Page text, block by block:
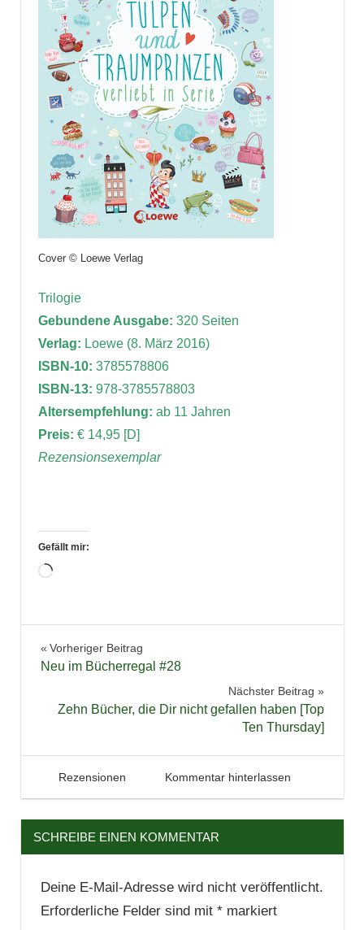
Cover © Loewe Verlag
Trilogie
Gebundene Ausgabe: 320 Seiten
Verlag: Loewe (8. März 2016)
ISBN-10: 3785578806
ISBN-13: 978-3785578803
Altersempfehlung: ab 11 Jahren
Preis: € 14,95 [D]
Rezensionsexemplar
Gefällt mir:
Wird
Jugendbuch
Rezension
Beitragsnavigation
Vorheriger Beitrag
Neu im Bücherregal #28
Nächster Beitrag
Zehn Bücher, die Dir nicht gefallen haben [Top
Ten Thursday]
19. April 2016
Tintenhain
Rezensionen Kommentar hinterlassen
SCHREIBE EINEN KOMMENTAR
Deine E-Mail-Adresse wird nicht veröffentlicht.
Erforderliche Felder sind mit *markiert